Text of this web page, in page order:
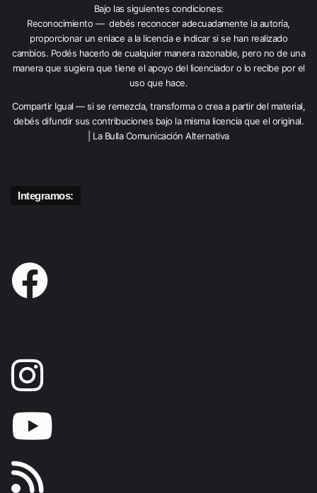
Bajo las siguientes condiciones:
Reconocimiento — debés reconocer adecuadamente la autoría,
proporcionar un enlace a la licencia e indicar si se han realizado
cambios. Podés hacerlo de cualquier manera razonable, pero no de una
manera que sugiera que tiene el apoyo del licenciador o lo recibe por el
uso que hace.
Compartir Igual — si se remezcla, transforma o crea a partir del material,
debés difundir sus contribuciones bajo la misma licencia que el original.
| La Bulla Comunicación Alternativa
Integramos: